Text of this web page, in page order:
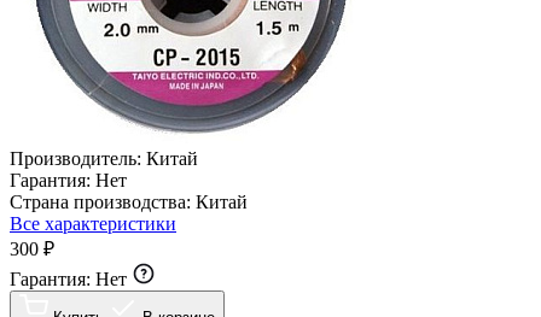
Производитель: Китай
Гарантия: Нет
Страна производства: Китай
Все характеристики
300 ₽
Гарантия: Нет